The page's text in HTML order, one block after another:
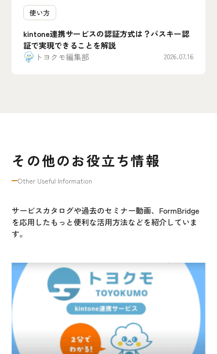
使い方
kintone連携サービスの認証方式は？パスキー認
証で実現できることを解説
トヨクモ編集部
2026.07.16
その他のお役立ち情報
Other Useful Information
サービスカタログや過去のセミナー動画、FormBridge
を応用したもっと便利な活用方法などを紹介していま
す。